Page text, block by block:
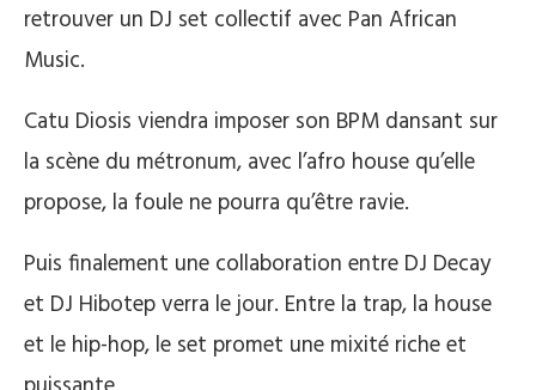
retrouver un DJ set collectif avec Pan African
Music.
Catu Diosis viendra imposer son BPM dansant sur
la scène du métronum, avec l’afro house qu’elle
propose, la foule ne pourra qu’être ravie.
Puis finalement une collaboration entre DJ Decay
et DJ Hibotep verra le jour. Entre la trap, la house
et le hip-hop, le set promet une mixité riche et